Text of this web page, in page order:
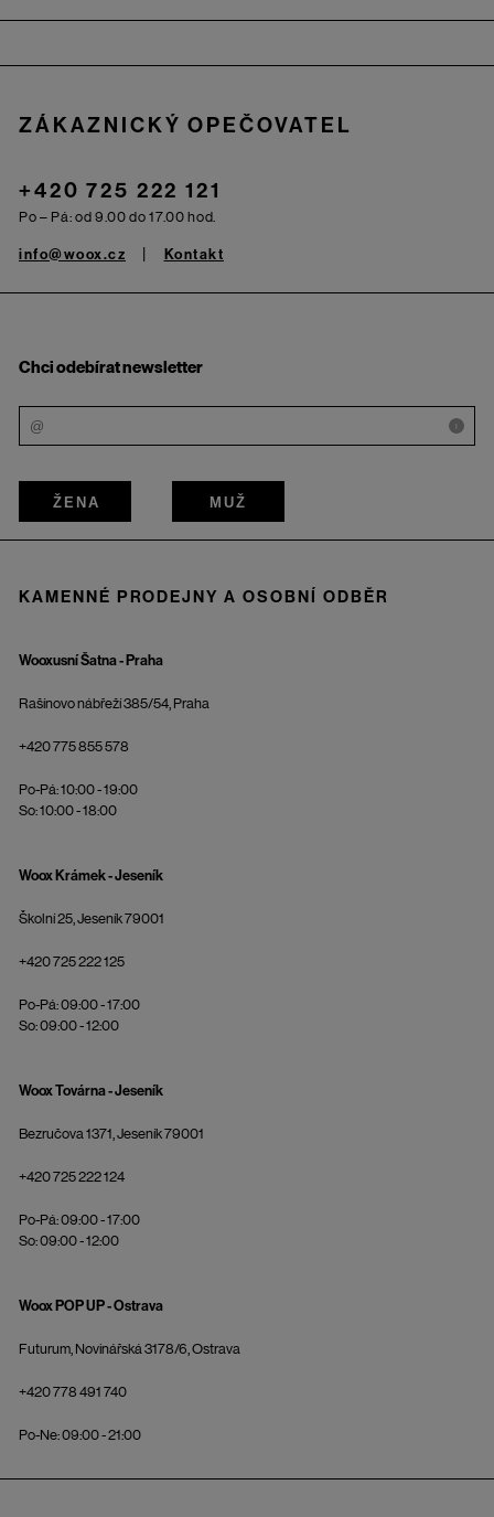
ZÁKAZNICKÝ OPEČOVATEL
+420 725 222 121
Po – Pá: od 9.00 do 17.00 hod.
info@woox.cz Kontakt
Chci odebírat newsletter
i
ŽENA MUŽ
KAMENNÉ PRODEJNY A OSOBNÍ ODBĚR
Wooxusní Šatna - Praha
Rašínovo nábřeží 385/54, Praha
+420 775 855 578
Po-Pá: 10:00 - 19:00
So: 10:00 - 18:00
Woox Krámek - Jeseník
Školní 25, Jeseník 79001
+420 725 222 125
Po-Pá: 09:00 - 17:00
So: 09:00 - 12:00
Woox Továrna - Jeseník
Bezručova 1371, Jeseník 79001
+420 725 222 124
Po-Pá: 09:00 - 17:00
So: 09:00 - 12:00
Woox POP UP - Ostrava
Futurum, Novinářská 3178/6, Ostrava
+420 778 491 740
Po-Ne: 09:00 - 21:00